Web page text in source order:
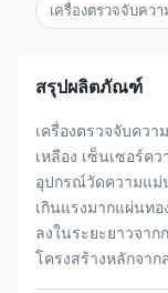
เครื่องตรวจจับคว
สรุปผลิตภัณฑ์
เครื่องตรวจจับคว
เหลือง เซ็นเซอร์ค
อุปกรณ์วัดความแม่
เกินแรงมากแผ่นท
ลงในระยะยาวจา
โครงสร้างหลักจา